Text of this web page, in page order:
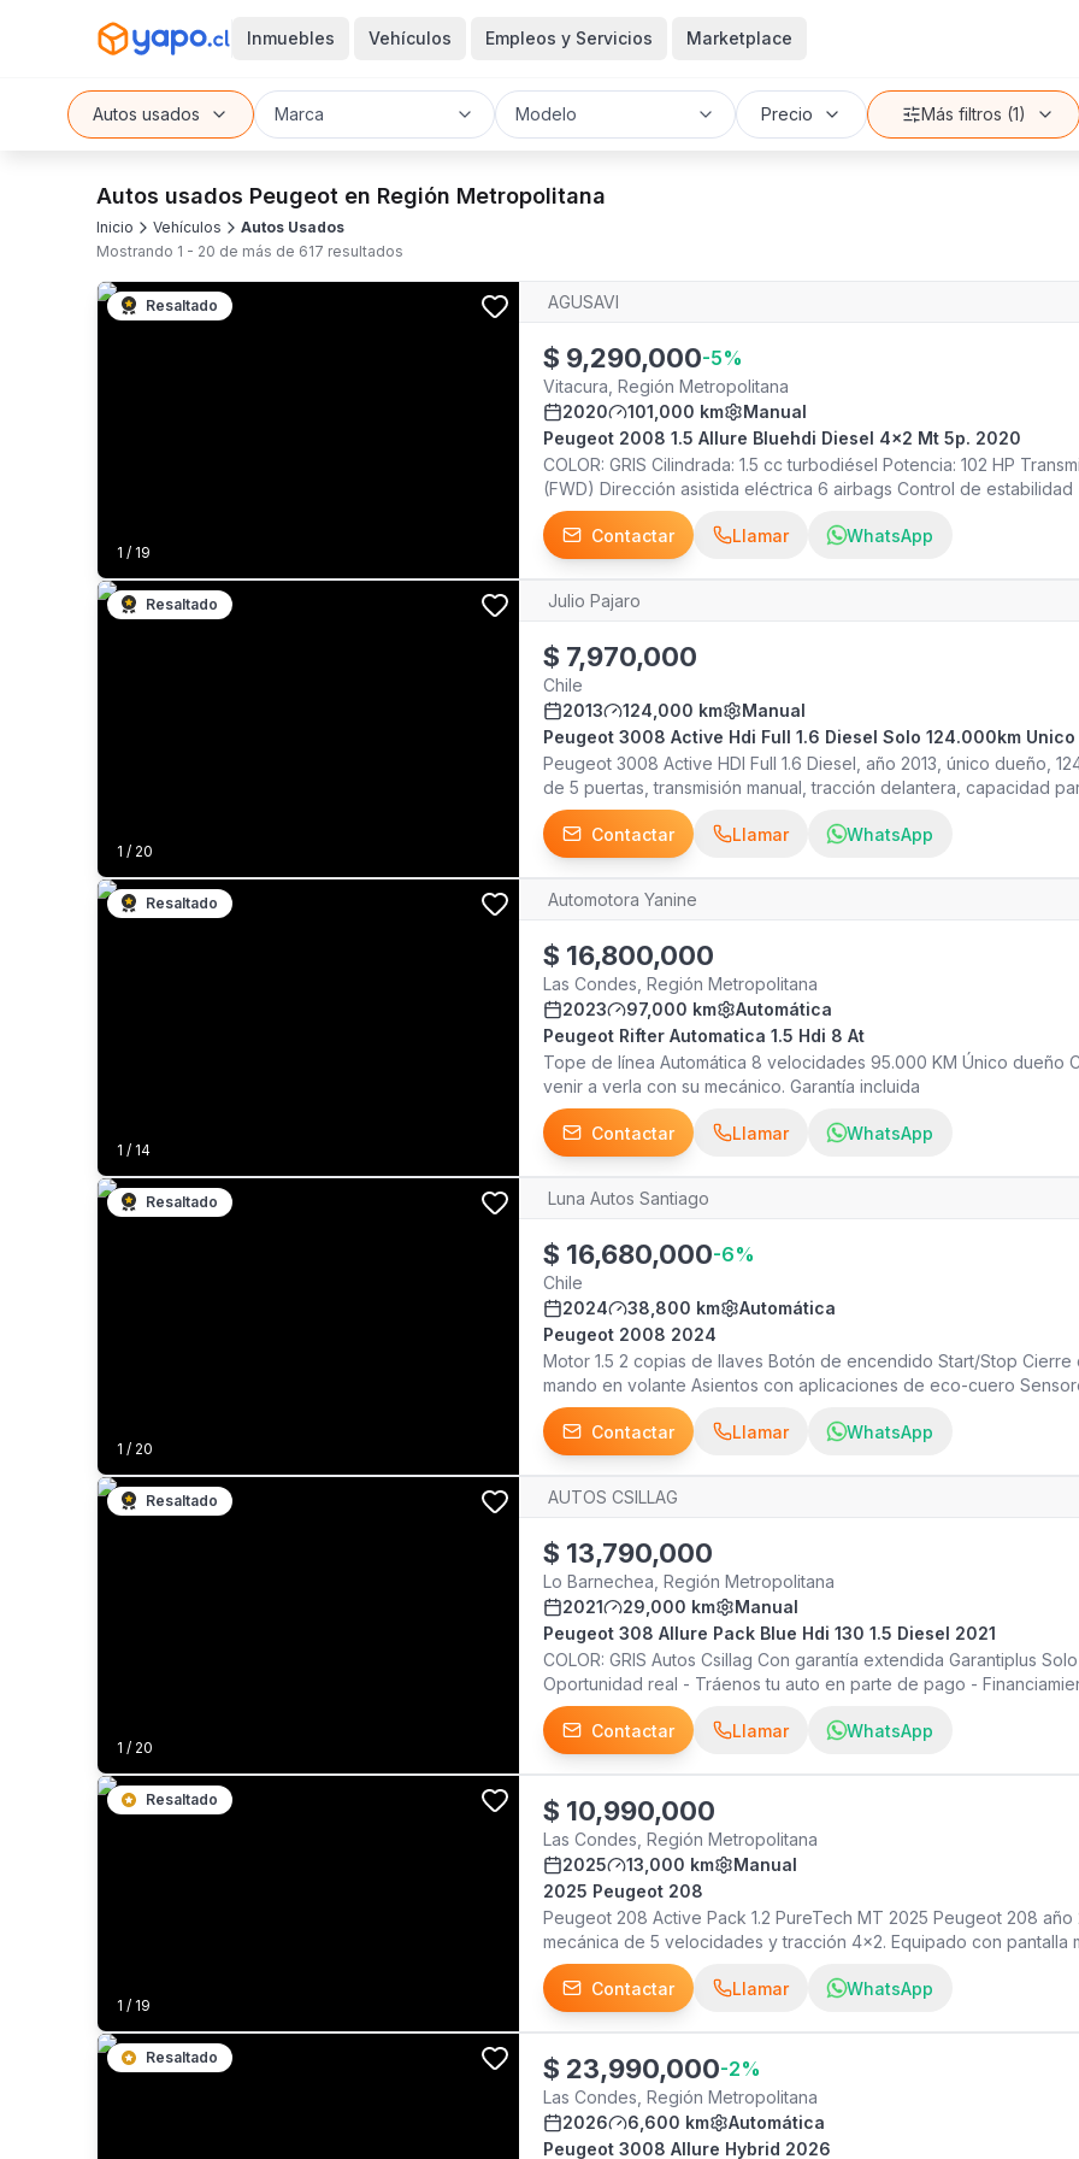
Inmuebles Vehículos Empleos y Servicios Marketplace
Autos usados Marca Modelo Precio Más filtros (1)
Autos usados Peugeot en Región Metropolitana
Inicio Vehículos
Autos Usados
Mostrando 1 - 20 de más de 617 resultados
1 / 19
Resaltado AGUSAVI
$ 9,290,000-5%
Vitacura, Región Metropolitana
2020
101,000 km
Manual
Peugeot 2008 1.5 Allure Bluehdi Diesel 4x2 Mt 5p. 2020
COLOR: GRIS Cilindrada: 1.5 cc turbodiésel Potencia: 102 HP
(FWD) Dirección asistida eléctrica 6 airbags Control de estabilidad
en pendiente Frenos ABS con EBD Anclajes ISOFIX Sensor de
de techo Neblineros delanteros Sensor de lluvia y luces Pantalla
manos libres Control crucero Climatizador Alzavidrios eléctricos -
Vitacura - Más info en: IG: autos_agusavi
Contactar Llamar WhatsApp
1 / 20
Resaltado Julio Pajaro
$ 7,970,000
Chile
2013
124,000 km
Manual
Peugeot 3008 Active Hdi Full 1.6 Diesel Solo 124.000km Unico
Peugeot 3008 Active HDI Full 1.6 Diesel, año 2013, único dueño,
de 5 puertas, transmisión manual, tracción delantera, capacidad
hidráulica. Equipado con llantas de aleación, aire acondicionado
MP3, entrada USB, controles de radio y audio al volante,
eléctrico, cierre centralizado, sensor de estacionamiento, frenos
La venta se realiza en nuestra automotora con más de 27 años de
automotriz. Horario de atención lunes a viernes 10:0018:00 y
Contactar Llamar WhatsApp
1 / 14
Resaltado Automotora Yanine
$ 16,800,000
Las Condes, Región Metropolitana
2023
97,000 km
Automática
Peugeot Rifter Automatica 1.5 Hdi 8 At
Tope de línea Automática 8 velocidades 95.000 KM Único dueño
venir a verla con su mecánico. Garantía incluida
Contactar Llamar WhatsApp
1 / 20
Resaltado Luna Autos Santiago
$ 16,680,000-6%
Chile
2024
38,800 km
Automática
Peugeot 2008 2024
Motor 1.5 2 copias de llaves Botón de encendido Start/Stop
mando en volante Asientos con aplicaciones de eco-cuero
de retroceso Mantenciones en concesionario de la marca
EXCELENTE ESTADO
Contactar Llamar WhatsApp
1 / 20
Resaltado AUTOS CSILLAG
$ 13,790,000
Lo Barnechea, Región Metropolitana
2021
29,000 km
Manual
Peugeot 308 Allure Pack Blue Hdi 130 1.5 Diesel 2021
COLOR: GRIS Autos Csillag Con garantía extendida Garantiplus
Oportunidad real - Tráenos tu auto en parte de pago -
inmediata.- Autos Csillag mas de 25 años de calidad y confianza.-
Contactar
Llamar WhatsApp
1 / 19
Resaltado $ 10,990,000
Las Condes, Región Metropolitana
2025
13,000 km
Manual
2025 Peugeot 208
Peugeot 208 Active Pack 1.2 PureTech MT 2025 Peugeot 208
mecánica de 5 velocidades y tracción 4x2. Equipado con pantalla
Auto, cámara de retroceso, control crucero, volante multifunción,
iluminación LED. Destaca por su excelente eficiencia de
ciudad, además de un manejo ágil y cómodo para el uso diario.
Contactar Llamar WhatsApp
Resaltado $ 23,990,000-2%
Las Condes, Región Metropolitana
2026
6,600 km
Automática
Peugeot 3008 Allure Hybrid 2026